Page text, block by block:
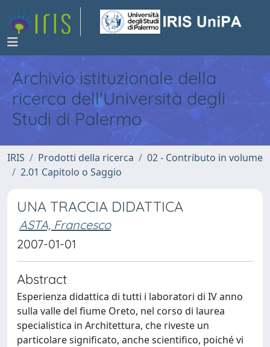
Archivio istituzionale della
ricerca dell'Università degli
Studi di Palermo
IRIS Prodotti della ricerca
02 - Contributo in volume
2.01 Capitolo o Saggio
UNA TRACCIA DIDATTICA
ASTA, Francesco
2007-01-01
Abstract
Esperienza didattica di tutti i laboratori di IV anno
sulla valle del fiume Oreto, nel corso di laurea
specialistica in Architettura, che riveste un
particolare significato, anche scientifico, poiché vi